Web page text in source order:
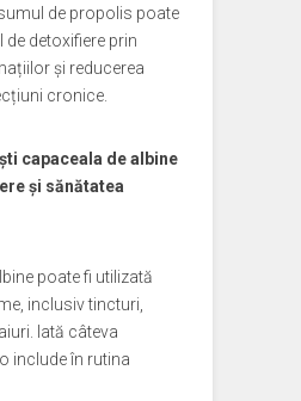
de propolis poate
detoxifiere prin
și reducerea
cronice.
capaceala de albine
și sănătatea
poate fi utilizată
inclusiv tincturi,
Iată câteva
include în rutina